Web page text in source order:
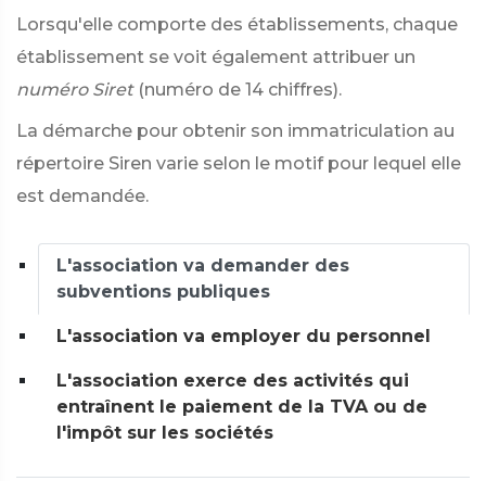
Lorsqu'elle comporte des établissements, chaque
établissement se voit également attribuer un
numéro Siret (numéro de 14 chiffres).
La démarche pour obtenir son immatriculation au
répertoire Siren varie selon le motif pour lequel elle
est demandée.
L'association va demander des
subventions publiques
L'association va employer du personnel
L'association exerce des activités qui
entraînent le paiement de la TVA ou de
l'impôt sur les sociétés